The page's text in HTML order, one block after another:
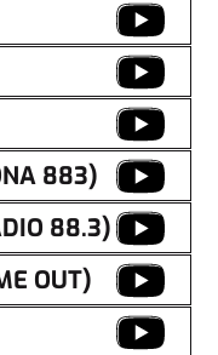
883)
88.3)
OUT)